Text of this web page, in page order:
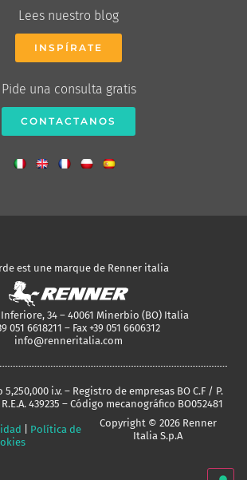
Lees nuestro blog
INSPÍRATE
Pide una consulta gratis
CONTACTANOS
est une marque de Renner italia
34 – 40061 Minerbio (BO) Italia
051 6618211 – Fax +39 051 6606312
info@renneritalia.com
i.v. – Registro de empresas BO C.F / P.
R.E.A. 439235 – Código mecanográfico BO052481
Política de
Copyright © 2026 Renner
Italia S.p.A